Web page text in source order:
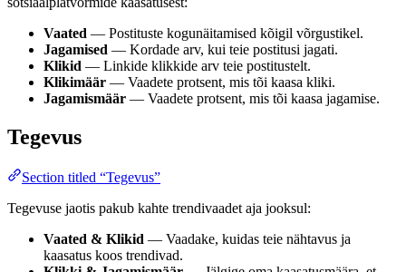
Vaated — Postituste kogunäitamised kõigil võrgustikel.
Jagamised — Kordade arv, kui teie postitusi jagati.
Klikid — Linkide klikkide arv teie postitustelt.
Klikimäär — Vaadete protsent, mis tõi kaasa kliki.
Jagamismäär — Vaadete protsent, mis tõi kaasa jagamise.
Tegevus
Section titled “Tegevus”
Tegevuse jaotis pakub kahte trendivaadet aja jooksul:
Vaated & Klikid — Vaadake, kuidas teie nähtavus ja
kaasatus koos trendivad.